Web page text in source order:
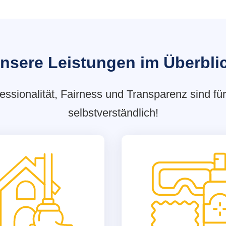
Leistungen im
Fairness und Transparenz sind
selbstverständlich!